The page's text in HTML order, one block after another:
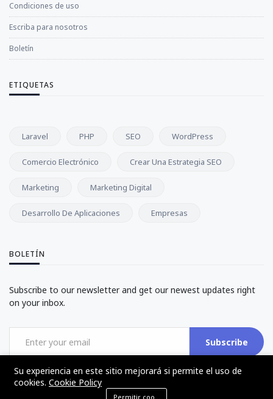
Condiciones de uso
Escriba para nosotros
Boletín
ETIQUETAS
Laravel PHP SEO WordPress
Comercio Electrónico Crear Una Estrategia SEO
Marketing Marketing Digital
Desarrollo De Aplicaciones Empresas
BOLETÍN
Subscribe to our newsletter and get our newest updates right
on your inbox.
Subscribe
Su experiencia en este sitio mejorará si permite el uso de
cookies. Cookie Policy
Permitir cookies